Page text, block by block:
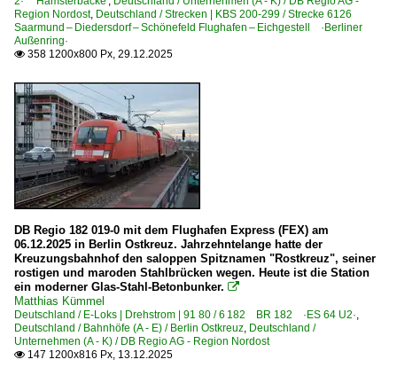
Region Nordost, Deutschland / Strecken | KBS 200-299 / Strecke 6126
Saarmund – Diedersdorf – Schönefeld Flughafen – Eichgestell ·Berliner
Außenring·
 358 1200x800 Px, 29.12.2025
DB Regio 182 019-0 mit dem Flughafen Express (FEX) am
06.12.2025 in Berlin Ostkreuz. Jahrzehntelange hatte der
Kreuzungsbahnhof den saloppen Spitznamen "Rostkreuz", seiner
rostigen und maroden Stahlbrücken wegen. Heute ist die Station
ein moderner Glas-Stahl-Betonbunker. 
Matthias Kümmel
Deutschland / E-Loks | Drehstrom | 91 80 / 6 182 BR 182 ·ES 64 U2·,
Deutschland / Bahnhöfe (A - E) / Berlin Ostkreuz, Deutschland /
Unternehmen (A - K) / DB Regio AG - Region Nordost
 147 1200x816 Px, 13.12.2025